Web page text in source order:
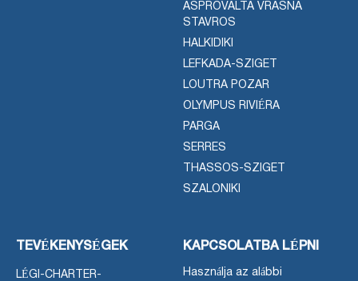
ASPROVALTA VRASNA
STAVROS
HALKIDIKI
LEFKADA-SZIGET
LOUTRA POZAR
OLYMPUS RIVIÉRA
PARGA
SERRES
THASSOS-SZIGET
SZALONIKI
TEVÉKENYSÉGEK
LÉGI-CHARTER-
KAPCSOLATBA LÉPNI
Használja az alábbi